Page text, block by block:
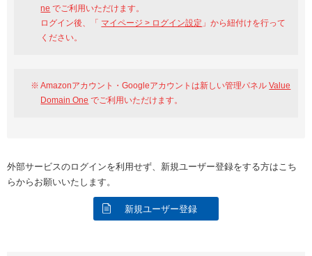
ne でご利用いただけます。
ログイン後、「 マイページ > ログイン設定 」から紐付けを行って
ください。
Amazonアカウント・Googleアカウントは新しい管理パネルValue
Domain One でご利用いただけます。
外部サービスのログインを利用せず、新規ユーザー登録をする方はこち
らからお願いいたします。
新規ユーザー登録